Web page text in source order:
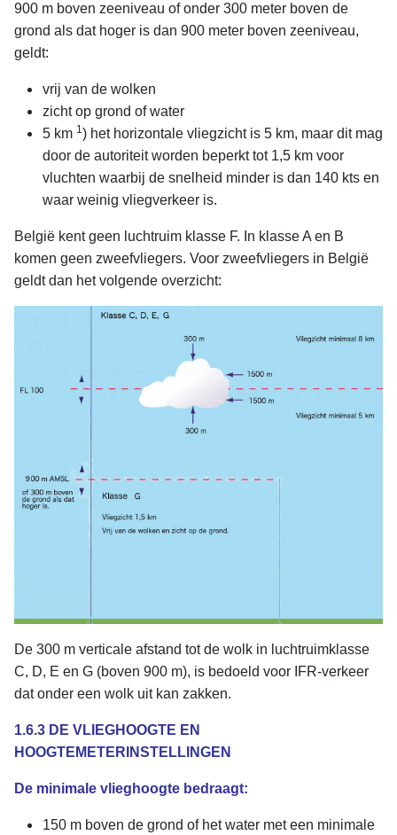
900 m boven zeeniveau of onder 300 meter boven de
grond als dat hoger is dan 900 meter boven zeeniveau,
geldt:
vrij van de wolken
zicht op grond of water
5 km 1) het horizontale vliegzicht is 5 km, maar dit mag
door de autoriteit worden beperkt tot 1,5 km voor
vluchten waarbij de snelheid minder is dan 140 kts en
waar weinig vliegverkeer is.
België kent geen luchtruim klasse F. In klasse A en B
komen geen zweefvliegers. Voor zweefvliegers in België
geldt dan het volgende overzicht:
De 300 m verticale afstand tot de wolk in luchtruimklasse
C, D, E en G (boven 900 m), is bedoeld voor IFR-verkeer
dat onder een wolk uit kan zakken.
1.6.3 DE VLIEGHOOGTE EN
HOOGTEMETERINSTELLINGEN
De minimale vlieghoogte bedraagt:
150 m boven de grond of het water met een minimale